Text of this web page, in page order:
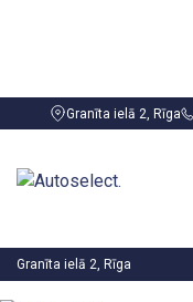
Granīta ielā 2, Rīga
Granīta ielā 2, Rīga